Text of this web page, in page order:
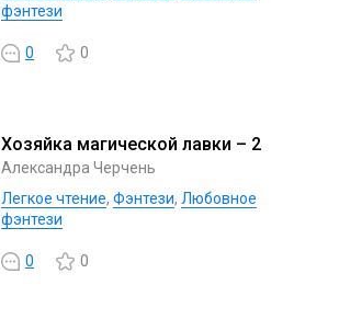
фэнтези
0 0
Хозяйка магической лавки – 2
Александра Черчень
Легкое чтение, Фэнтези, Любовное
фэнтези
0 0